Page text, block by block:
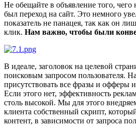
Не обещайте в объявление того,
был переход на сайт. Это немного
показатель не панацея, так как он
клик. Нам важно, чтобы были
В идеале, заголовок на целевой
поисковым запросом пользователя.
присутствовать все фразы и офферы
Если этого нет, эффективность
столь высокой. Мы для этого
клиента собственный скрипт,
контент, в зависимости от запроса